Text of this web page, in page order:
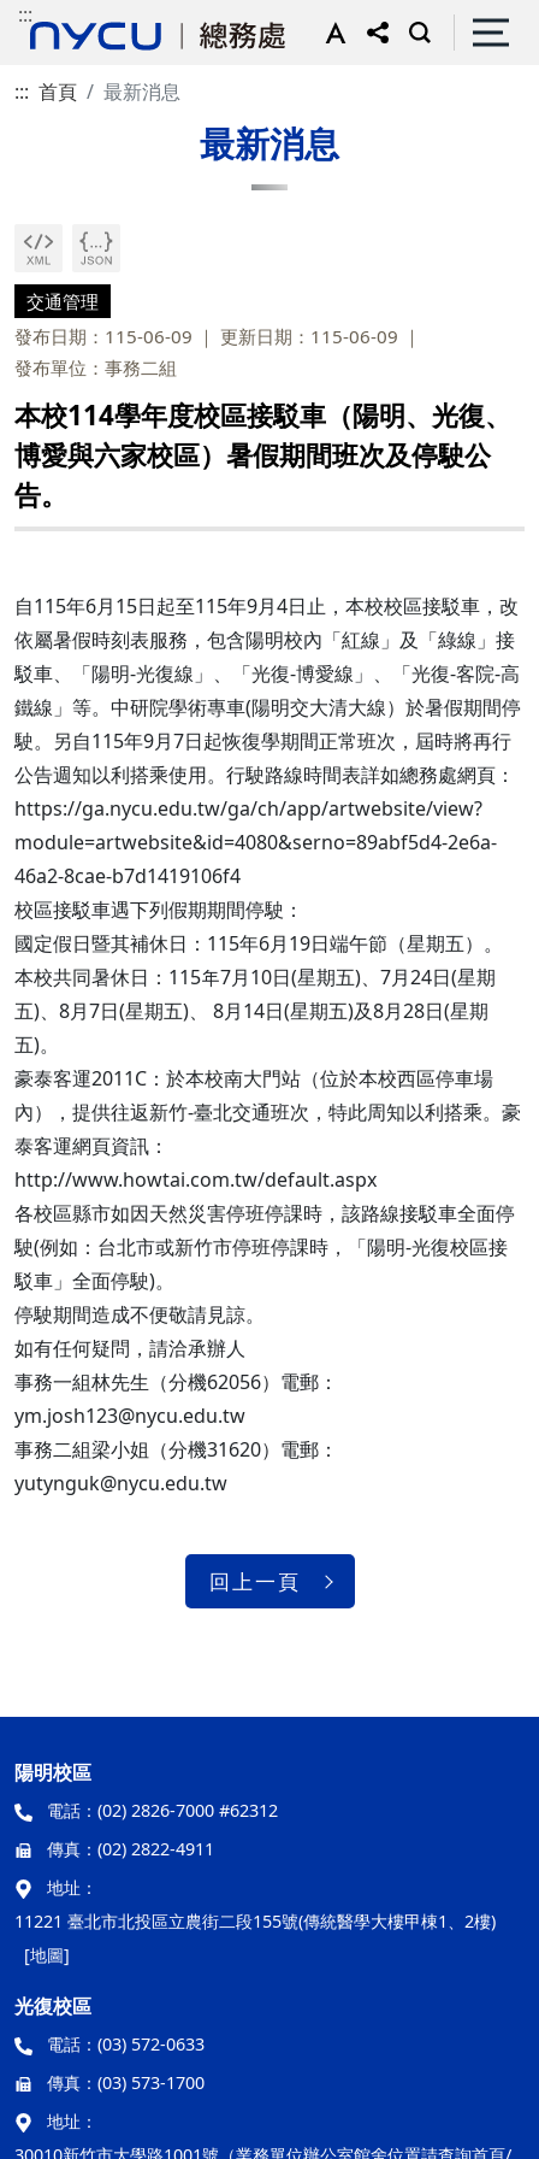
:::
::: 首頁 最新消息
最新消息
交通管理
發布日期：115-06-09
更新日期：115-06-09
發布單位：事務二組
本校114學年度校區接駁車（陽明、光復、
博愛與六家校區）暑假期間班次及停駛公
告。
自115年6月15日起至115年9月4日止，本校校區接駁車，改
依屬暑假時刻表服務，包含陽明校內「紅線」及「綠線」接
駁車、「陽明-光復線」、「光復-博愛線」、「光復-客院-高
鐵線」等。中研院學術專車(陽明交大清大線）於暑假期間停
駛。另自115年9月7日起恢復學期間正常班次，屆時將再行
公告週知以利搭乘使用。行駛路線時間表詳如總務處網頁：
https://ga.nycu.edu.tw/ga/ch/app/artwebsite/view?
module=artwebsite&id=4080&serno=89abf5d4-2e6a-
46a2-8cae-b7d1419106f4
校區接駁車遇下列假期期間停駛：
國定假日暨其補休日：115年6月19日端午節（星期五）。
本校共同暑休日：115年7月10日(星期五)、7月24日(星期
五)、8月7日(星期五)、 8月14日(星期五)及8月28日(星期
五)。
豪泰客運2011C：於本校南大門站（位於本校西區停車場
內），提供往返新竹-臺北交通班次，特此周知以利搭乘。豪
泰客運網頁資訊：
http://www.howtai.com.tw/default.aspx
各校區縣市如因天然災害停班停課時，該路線接駁車全面停
駛(例如：台北市或新竹市停班停課時，「陽明-光復校區接
駁車」全面停駛)。
停駛期間造成不便敬請見諒。
如有任何疑問，請洽承辦人
事務一組林先生（分機62056）電郵：
ym.josh123@nycu.edu.tw
事務二組梁小姐（分機31620）電郵：
yutynguk@nycu.edu.tw
回上一頁
陽明校區
電話： (02) 2826-7000 #62312
傳真： (02) 2822-4911
地址：
11221 臺北市北投區立農街二段155號(傳統醫學大樓甲棟1、2樓)
[地圖]
光復校區
電話： (03) 572-0633
傳真： (03) 573-1700
地址：